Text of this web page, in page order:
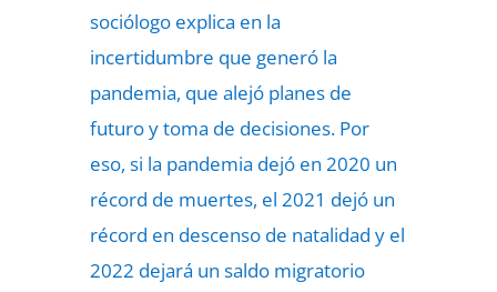
sociólogo explica en la
incertidumbre que generó la
pandemia, que alejó planes de
futuro y toma de decisiones. Por
eso, si la pandemia dejó en 2020 un
récord de muertes, el 2021 dejó un
récord en descenso de natalidad y el
2022 dejará un saldo migratorio